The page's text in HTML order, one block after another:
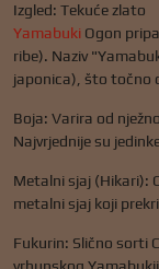
Izgled: Tekuće zlato
Yamabuki Ogon
ribe). Naziv
japonica), što točno
Boja: Varira od
Najvrjednije su
Metalni sjaj (Hikari):
metalni sjaj koji
Fukurin: Slično sorti